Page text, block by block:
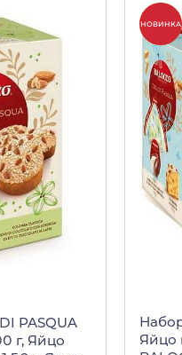
PASQUA
г, Яйцо
-10%
НОВИНКА
Яйцо